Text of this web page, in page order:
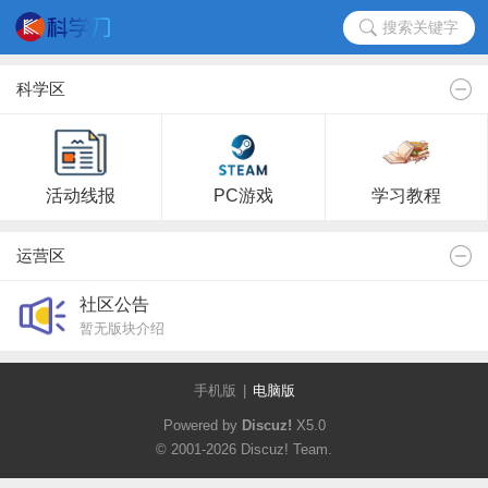
搜索关键字
科学区
活动线报 PC游戏 学习教程
运营区
社区公告
暂无版块介绍
手机版 电脑版
Powered by Discuz! X5.0
© 2001-2026 Discuz! Team.